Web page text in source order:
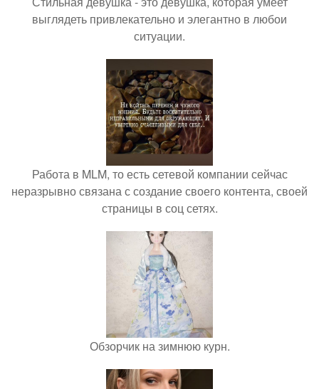
выглядеть привлекательно и элегантно в любои
ситуации.
Работа в MLM, то есть сетевой компании сейчас
неразрывно связана с создание своего контента, своей
страницы в соц сетях.
Обзорчик на зимнюю курн.